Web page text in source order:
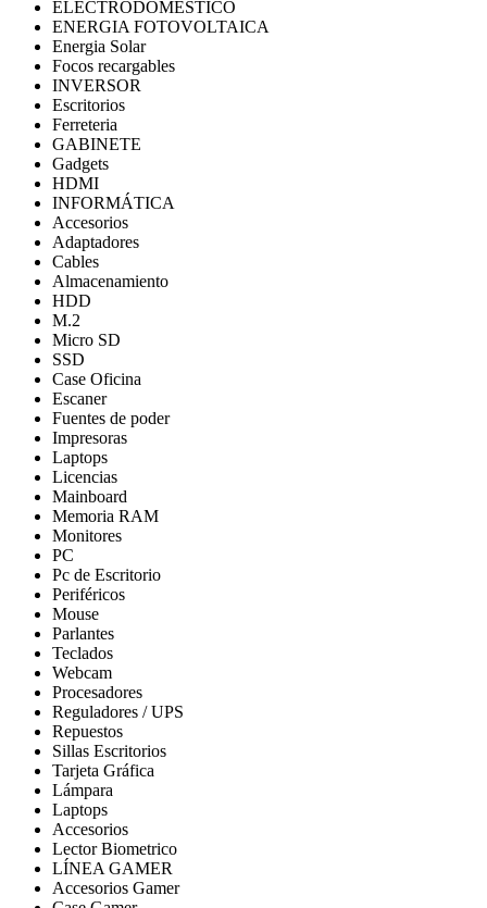
ELECTRODOMESTICO
ENERGIA FOTOVOLTAICA
Energia Solar
Focos recargables
INVERSOR
Escritorios
Ferreteria
GABINETE
Gadgets
HDMI
INFORMÁTICA
Accesorios
Adaptadores
Cables
Almacenamiento
HDD
M.2
Micro SD
SSD
Case Oficina
Escaner
Fuentes de poder
Impresoras
Laptops
Licencias
Mainboard
Memoria RAM
Monitores
PC
Pc de Escritorio
Periféricos
Mouse
Parlantes
Teclados
Webcam
Procesadores
Reguladores / UPS
Repuestos
Sillas Escritorios
Tarjeta Gráfica
Lámpara
Laptops
Accesorios
Lector Biometrico
LÍNEA GAMER
Accesorios Gamer